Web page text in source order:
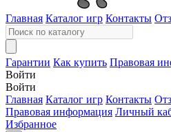
Главная Каталог игр Контакты
Гарантии Как купить Правовая
Войти
Войти
Главная Каталог игр Контакты
Правовая информация Личный
Избранное